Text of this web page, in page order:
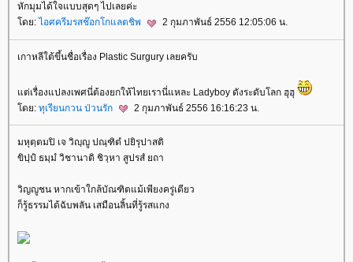
หักมุมได้ใจแบบสุดๆ ไปเลยค่ะ
ดย: ไอศครีมรสช๊อกโกแลตชิพ 2 กุมภาพันธ์ 2556 12:05:06 น.
เกาหลีใต้ขึ้นชื่อเรื่อง Plastic Surgury เลยครับ
ต่เรื่องแปลงเพศนี่ต้องยกให้ไทยเรานี่แหละ Ladyboy ดังระดับโลก ฮุฮุ
ดย: ทุเรียนกวน ป่วนรัก 2 กุมภาพันธ์ 2556 16:16:23 น.
มหุตฺตมปิ เจ วิญฺญู ปณฺฑิตํ ปยิรุปาสติ
ขิปฺปํ ธมฺมํ วิชานาติ ชิวฺหา สูปรสํ ยถา
วิญญูชน หากเข้าใกล้บัณฑิตแม้เพียงครู่เดียว
ก็รู้ธรรมได้ฉับพลัน เสมือนลิ้นที่รู้รสแกง